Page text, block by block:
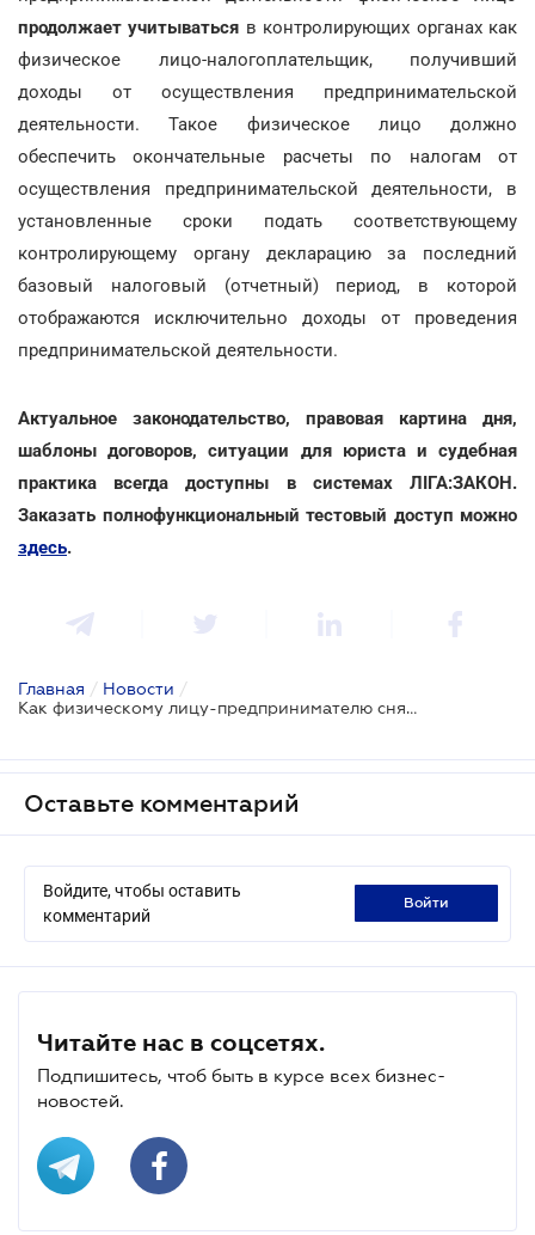
продолжает учитываться в контролирующих органах как
физическое лицо-налогоплательщик, получивший
доходы от осуществления предпринимательской
деятельности. Такое физическое лицо должно
обеспечить окончательные расчеты по налогам от
осуществления предпринимательской деятельности, в
установленные сроки подать соответствующему
контролирующему органу декларацию за последний
базовый налоговый (отчетный) период, в которой
отображаются исключительно доходы от проведения
предпринимательской деятельности.
Актуальное законодательство, правовая картина дня,
шаблоны договоров, ситуации для юриста и судебная
практика всегда доступны в системах ЛІГА:ЗАКОН.
Заказать полнофункциональный тестовый доступ можно
здесь.
Главная / Новости /
Как физическому лицу-предпринимателю сняться с учета в налоговой
Оставьте комментарий
Войдите, чтобы оставить
комментарий
войти
Читайте нас в соцсетях.
Подпишитесь, чтоб быть в курсе всех бизнес-
новостей.